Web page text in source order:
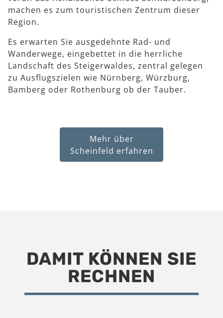
machen es zum touristischen Zentrum dieser
Region.
Es erwarten Sie ausgedehnte Rad- und
Wanderwege, eingebettet in die herrliche
Landschaft des Steigerwaldes, zentral gelegen
zu Ausflugszielen wie Nürnberg, Würzburg,
Bamberg oder Rothenburg ob der Tauber.
Mehr über
Scheinfeld erfahren
DAMIT KÖNNEN SIE
RECHNEN